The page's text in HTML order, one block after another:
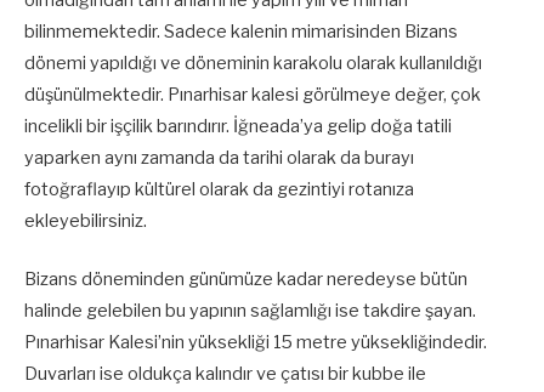
bilinmemektedir. Sadece kalenin mimarisinden Bizans
dönemi yapıldığı ve döneminin karakolu olarak kullanıldığı
düşünülmektedir. Pınarhisar kalesi görülmeye değer, çok
incelikli bir işçilik barındırır. İğneada’ya gelip doğa tatili
yaparken aynı zamanda da tarihi olarak da burayı
fotoğraflayıp kültürel olarak da gezintiyi rotanıza
ekleyebilirsiniz.
Bizans döneminden günümüze kadar neredeyse bütün
halinde gelebilen bu yapının sağlamlığı ise takdire şayan.
Pınarhisar Kalesi’nin yüksekliği 15 metre yüksekliğindedir.
Duvarları ise oldukça kalındır ve çatısı bir kubbe ile